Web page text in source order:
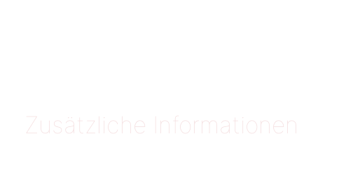
Zusätzliche Informationen